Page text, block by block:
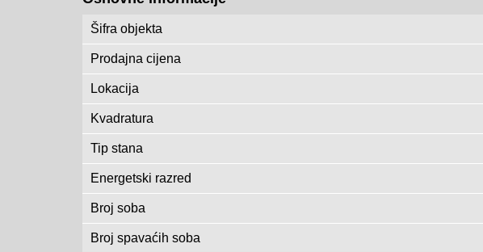
Šifra objekta
Prodajna cijena
Lokacija
Kvadratura
Tip stana
Energetski razred
Broj soba
Broj spavaćih soba